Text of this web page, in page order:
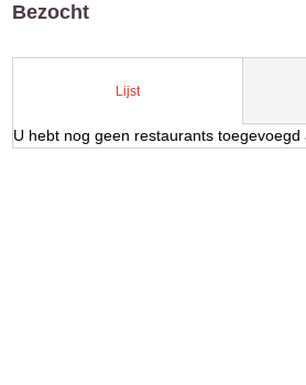
Bezocht
Lijst
U hebt nog geen restaurants toegevoegd